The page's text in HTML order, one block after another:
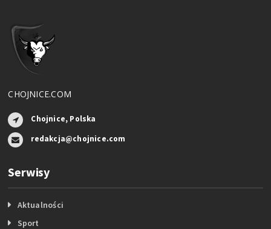
CHOJNICE.COM
Chojnice, Polska
redakcja@chojnice.com
Serwisy
Aktualności
Sport